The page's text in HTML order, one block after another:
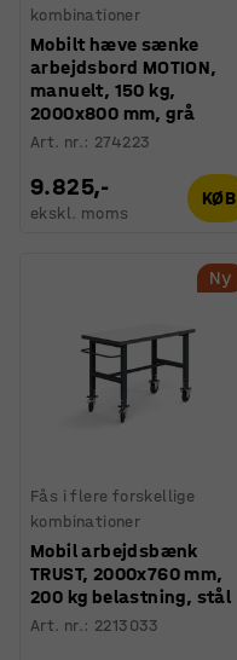
kombinationer
Mobilt hæve sænke
arbejdsbord MOTION,
manuelt, 150 kg,
2000x800 mm, grå
Art. nr.: 274223
9.825,-
ekskl. moms
KØB
Ny
Fås i flere forskellige
kombinationer
Mobil arbejdsbænk
TRUST, 2000x760 mm,
200 kg belastning, stål
Art. nr.: 2213033